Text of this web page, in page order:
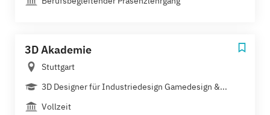
3D Akademie
Stuttgart
3D Designer für Industriedesign Gamedesign &...
Vollzeit